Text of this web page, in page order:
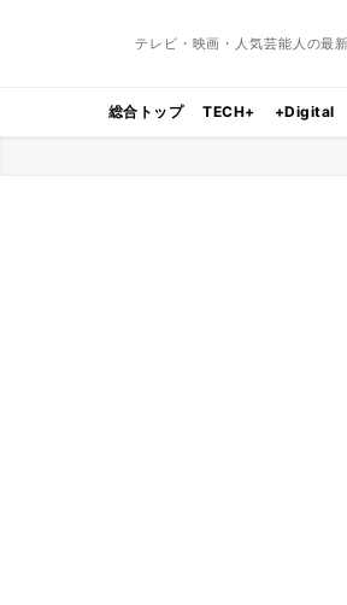
テレビ・映画・人気芸能人の最
総合トップ TECH+ +Digital